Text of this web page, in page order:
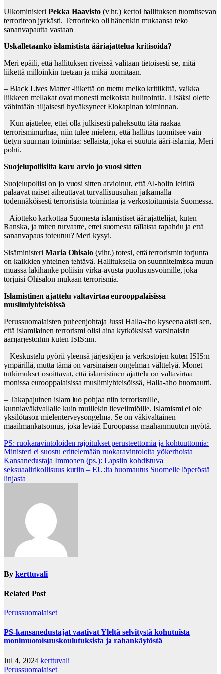
Ulkoministeri Pekka Haavisto (vihr.) kertoi hallituksen tuomitsevan
terroriteon jyrkästi. Terroriteko oli hänenkin mukaansa teko
sananvapautta vastaan.
Uskalletaanko islamistista ääriajattelua kritisoida?
Meri epäili, että hallituksen riveissä valitaan tietoisesti se, mitä
liikettä milloinkin tuetaan ja mikä tuomitaan.
– Black Lives Matter -liikettä on tuettu melko kritiikittä, vaikka
liikkeen mellakat ovat monesti melkoista hulinointia. Lisäksi olette
vähintään hiljaisesti hyväksyneet Elokapinan toiminnan.
– Kun ajattelee, ettei olla julkisesti paheksuttu tätä raakaa
terrorismimurhaa, niin tulee mieleen, että hallitus tuomitsee vain
tietyn suunnan toimintaa: sellaista, joka ei suututa ääri-islamia, Meri
pohti.
Suojelupoliisilta karu arvio jo vuosi sitten
Suojelupoliisi on jo vuosi sitten arvioinut, että Al-holin leiriltä
palaavat naiset aiheuttavat turvallisuusuhan jatkamalla
todennäköisesti terroristista toimintaa ja verkostoitumista Suomessa.
– Aiotteko karkottaa Suomesta islamistiset ääriajattelijat, kuten
Ranska, ja miten turvaatte, ettei suomesta tällaista tapahdu ja että
sananvapaus toteutuu? Meri kysyi.
Sisäministeri Maria Ohisalo (vihr.) totesi, että terrorismin torjunta
on kaikkien yhteinen tehtävä. Hallituksella on suunnitelmissa muun
muassa lakihanke poliisin virka-avusta puolustusvoimille, joka
torjuisi Ohisalon mukaan terrorismia.
Islamistinen ajattelu valtavirtaa eurooppalaisissa
muslimiyhteisöissä
Perussuomalaisten puheenjohtaja Jussi Halla-aho kyseenalaisti sen,
että islamilainen terrorismi olisi aina kytköksissä varsinaisiin
äärijärjestöihin kuten ISIS:iin.
– Keskustelu pyörii yleensä järjestöjen ja verkostojen kuten ISIS:n
ympärillä, mutta tämä on varsinaisen ongelman välttelyä. Monet
tutkimukset osoittavat, että islamistinen ajattelu on valtavirtaa
monissa eurooppalaisissa muslimiyhteisöissä, Halla-aho huomautti.
– Takapajuinen islam luo pohjaa niin terrorismille,
kunniaväkivallalle kuin muillekin lieveilmiöille. Islamismi ei ole
yksilötason mielenterveysongelma. Se on väkivaltainen
maailmankatsomus, joka leviää Euroopassa maahanmuuton myötä.
Post
navigation
PS: ruokaravintoloiden rajoitukset perusteettomia ja kohtuuttomia:
Ministeri ei suostu erittelemään ruokaravintoloita yökerhoista
Kansanedustaja Immonen (ps.): Lapsiin kohdistuva
seksuaalirikollisuus kuriin – EU:lta huomautus Suomelle löperöstä
linjasta
By kerttuvali
Related Post
Perussuomalaiset
PS-kansanedustajat vaativat Yleltä selvitystä kohutuista
monimuotoisuuskoulutuksista ja rahankäytöstä
Jul 4, 2024 kerttuvali
Perussuomalaiset